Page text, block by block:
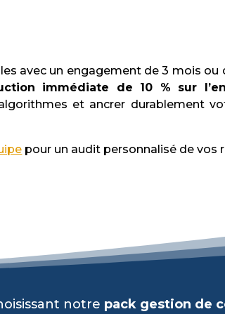
avec un engagement de 3 mois ou
immédiate de 10 % sur
et ancrer durablement
pour un audit personnalisé de vos
notre pack gestion de